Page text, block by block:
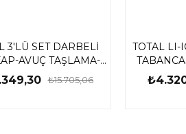
3'LÜ SET DARBELİ
AVUÇ TAŞLAMA-
SÖKME
TOSLI241291E
₺15.705,06
TOTAL LI-